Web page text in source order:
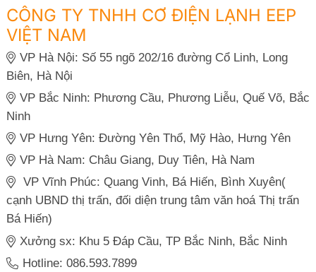
CÔNG TY TNHH CƠ ĐIỆN LẠNH EEP
VIỆT NAM
VP Hà Nội: Số 55 ngõ 202/16 đường Cổ Linh, Long
Biên, Hà Nội
VP Bắc Ninh: Phương Cầu, Phương Liễu, Quế Võ, Bắc
Ninh
VP Hưng Yên: Đường Yên Thổ, Mỹ Hào, Hưng Yên
VP Hà Nam: Châu Giang, Duy Tiên, Hà Nam
VP Vĩnh Phúc: Quang Vinh, Bá Hiến, Bình Xuyên(
cạnh UBND thị trấn, đối diện trung tâm văn hoá Thị trấn
Bá Hiến)
Xưởng sx: Khu 5 Đáp Cầu, TP Bắc Ninh, Bắc Ninh
Hotline: 086.593.7899